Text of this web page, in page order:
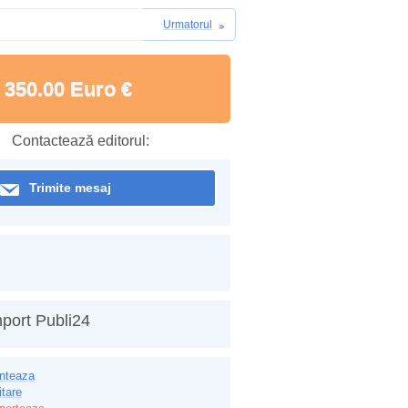
Urmatorul
350.00 Euro €
Contactează editorul:
Trimite mesaj
Publi24